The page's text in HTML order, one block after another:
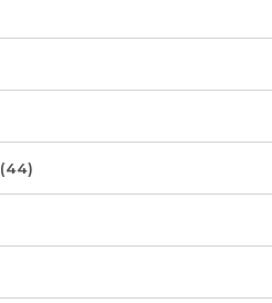
(44)